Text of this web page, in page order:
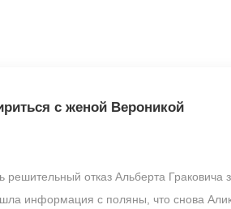
с женой Вероникой
отказ Альберта Граковича
информация с поляны, что снова Алик